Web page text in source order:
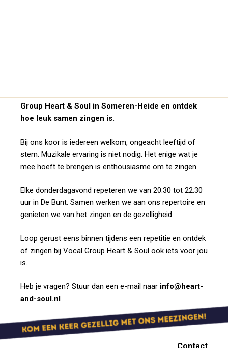
Group Heart & Soul in Someren-Heide en ontdek
hoe leuk samen zingen is.
Bij ons koor is iedereen welkom, ongeacht leeftijd of
stem. Muzikale ervaring is niet nodig. Het enige wat je
mee hoeft te brengen is enthousiasme om te zingen.
Elke donderdagavond repeteren we van 20:30 tot 22:30
uur in De Bunt. Samen werken we aan ons repertoire en
genieten we van het zingen en de gezelligheid.
Loop gerust eens binnen tijdens een repetitie en ontdek
of zingen bij Vocal Group Heart & Soul ook iets voor jou
is.
Heb je vragen? Stuur dan een e-mail naar info@heart-
and-soul.nl